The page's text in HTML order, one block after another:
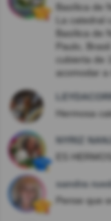
Basílica de
La
Basílica de
Paulo,
cubierta de
acomodar a
Hermosa
NYRIZ
ES
sandra
Pense que